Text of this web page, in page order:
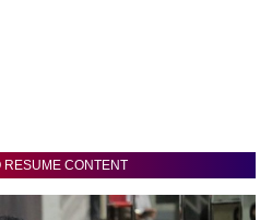
RESUME CONTENT